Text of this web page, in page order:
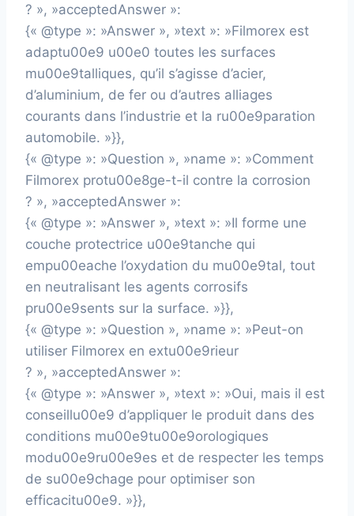
? », »acceptedAnswer »:
{« @type »: »Answer », »text »: »Filmorex est
adaptu00e9 u00e0 toutes les surfaces
mu00e9talliques, qu’il s’agisse d’acier,
d’aluminium, de fer ou d’autres alliages
courants dans l’industrie et la ru00e9paration
automobile. »}},
{« @type »: »Question », »name »: »Comment
Filmorex protu00e8ge-t-il contre la corrosion
? », »acceptedAnswer »:
{« @type »: »Answer », »text »: »Il forme une
couche protectrice u00e9tanche qui
empu00eache l’oxydation du mu00e9tal, tout
en neutralisant les agents corrosifs
pru00e9sents sur la surface. »}},
{« @type »: »Question », »name »: »Peut-on
utiliser Filmorex en extu00e9rieur
? », »acceptedAnswer »:
{« @type »: »Answer », »text »: »Oui, mais il est
conseillu00e9 d’appliquer le produit dans des
conditions mu00e9tu00e9orologiques
modu00e9ru00e9es et de respecter les temps
de su00e9chage pour optimiser son
efficacitu00e9. »}},